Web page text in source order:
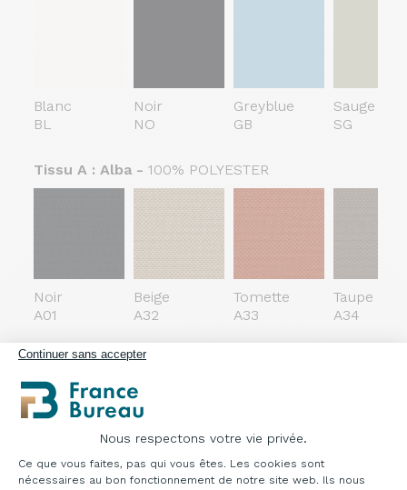
Continuer sans accepter
Nous respectons votre vie privée.
Plateforme de Gestion du Consentement :
Ce que vous faites, pas qui vous êtes. Les cookies sont
nécessaires au bon fonctionnement de notre site web. Ils nous
Blanc
BL
Noir
NO
Greyblue
GB
Sauge
SG
Tissu A : Alba - 100% POLYESTER
Noir
A01
Beige
A32
Tomette
A33
Taupe
A34
Tissu A : Time-